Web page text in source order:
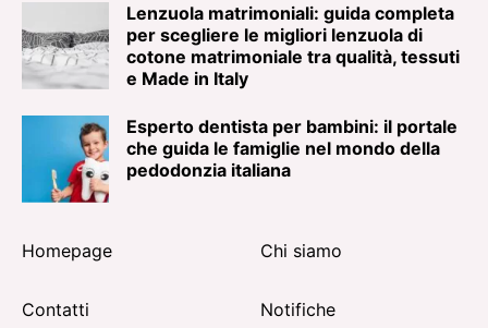
Lenzuola matrimoniali: guida completa
per scegliere le migliori lenzuola di
cotone matrimoniale tra qualità, tessuti
e Made in Italy
Esperto dentista per bambini: il portale
che guida le famiglie nel mondo della
pedodonzia italiana
Homepage Chi siamo
Contatti Notifiche